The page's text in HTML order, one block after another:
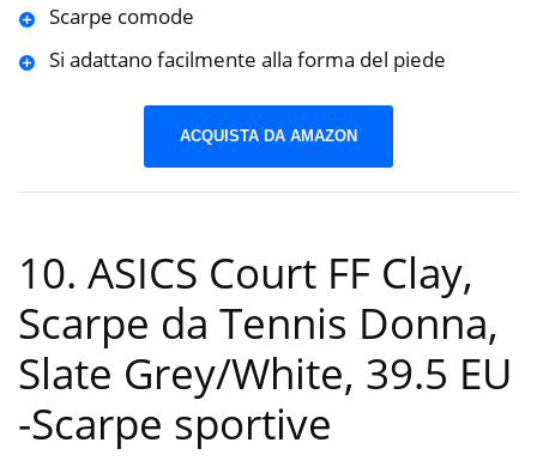
Scarpe comode
Si adattano facilmente alla forma del piede
ACQUISTA DA AMAZON
10. ASICS Court FF Clay,
Scarpe da Tennis Donna,
Slate Grey/White, 39.5 EU
-Scarpe sportive